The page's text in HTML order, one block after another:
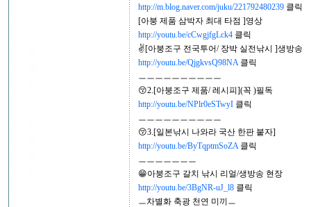
http://m.blog.naver.com/juku/221792480239 클릭
[아붕 제품 삼박자 최대 타점 ]영상
http://youtu.be/cCwgjfgLck4 클릭
✌[아붕조구 전국투어/ 장박 실전낚시 ]생방송
http://youtu.be/QjgkvsQ98NA클릭
ㅡㅡㅡㅡㅡㅡㅡㅡㅡㅡ
😚2.[아붕조구 제품/ 레시피](꼭 )필독
http://youtu.be/NPlr0eSTwyI 클릭
ㅡㅡㅡㅡㅡㅡㅡㅡㅡㅡ
😚3.[일본낚시 나와라 국산 한판 붙자]
http://youtu.be/ByTqptmSoZA클릭
ㅡㅡㅡㅡㅡㅡㅡ
😁아붕조구 갈치 낚시 리얼/생방송 현장
http://youtu.be/3BgNR-uJ_l8 클릭
ㅡ차별화 축광 천연 미끼ㅡ